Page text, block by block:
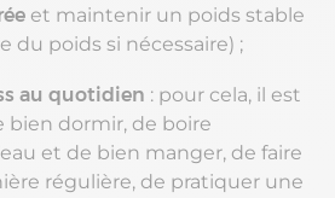
et maintenir un poids stable
du poids si nécessaire) ;
au quotidien : pour cela, il est
bien dormir, de boire
et de bien manger, de faire
régulière, de pratiquer une